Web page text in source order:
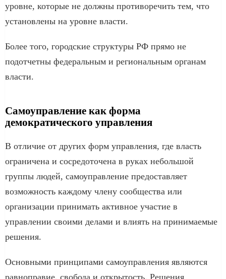
уровне, которые не должны противоречить тем, что
установлены на уровне власти.
Более того, городские структуры РФ прямо не
подотчетны федеральным и региональным органам
власти.
Самоуправление как форма
демократического управления
В отличие от других форм управления, где власть
ограничена и сосредоточена в руках небольшой
группы людей, самоуправление предоставляет
возможность каждому члену сообщества или
организации принимать активное участие в
управлении своими делами и влиять на принимаемые
решения.
Основными принципами самоуправления являются
равноправие, свобода и открытость. Решения